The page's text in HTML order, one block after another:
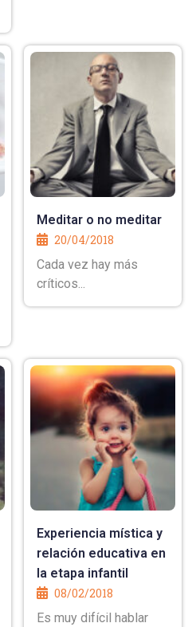
Meditar o no meditar
20/04/2018
Cada vez hay más
críticos...
Experiencia mística y
relación educativa en
la etapa infantil
08/02/2018
Es muy difícil hablar